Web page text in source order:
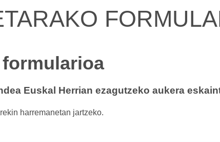
Euskal Herrian ezagutzeko aukera
harremanetan jartzeko.